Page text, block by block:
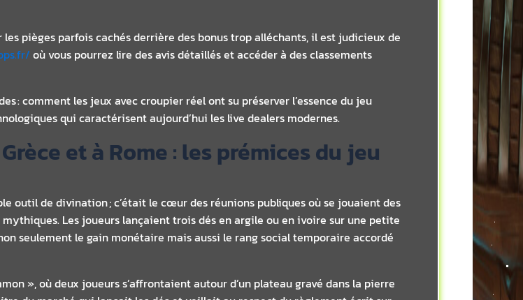
pièges parfois cachés derrière des bonus trop alléchants, il est judicieux de
où vous pourrez lire des avis détaillés et accéder à des classements
: comment les jeux avec croupier réel ont su préserver l’essence du jeu
qui caractérisent aujourd’hui les live dealers modernes.
et à Rome : les prémices du jeu
outil de divination ; c’était le cœur des réunions publiques où se jouaient des
Les joueurs lançaient trois dés en argile ou en ivoire sur une petite
seulement le gain monétaire mais aussi le rang social temporaire accordé
», où deux joueurs s’affrontaient autour d’un plateau gravé dans la pierre